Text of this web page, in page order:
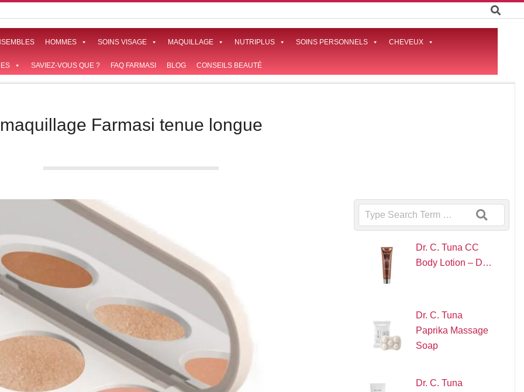
HOMMES SOINS VISAGE MAQUILLAGE NUTRIPLUS SOINS PERSONNELS CHEVEUX
SAVIEZ-VOUS QUE ? FAQ FARMASI BLOG CONSEILS BEAUTÉ
maquillage Farmasi tenue longue
Search
Dr. C. Tuna CC
Body Lotion – D…
Dr. C. Tuna
Paprika Massage
Soap
Dr. C. Tuna